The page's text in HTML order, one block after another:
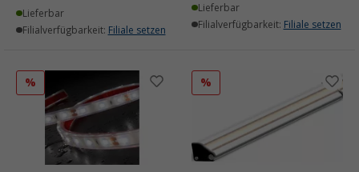
Lieferbar
Filialverfügbarkeit: Filiale setzen
Lieferbar
Filialverfügbarkeit: Filiale setzen
% %